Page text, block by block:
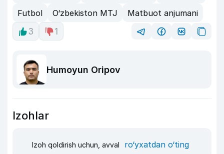
Futbol
O‘zbekiston MTJ
Matbuot anjumani
3
1
Humoyun Oripov
Izohlar
Izoh qoldirish uchun, avval ro‘yxatdan o‘ting